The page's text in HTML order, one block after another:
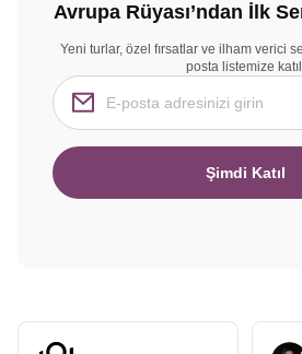
Avrupa Rüyası’ndan İlk
Yeni turlar, özel fırsatlar ve ilham verici
posta listemize
Şimdi Katıl